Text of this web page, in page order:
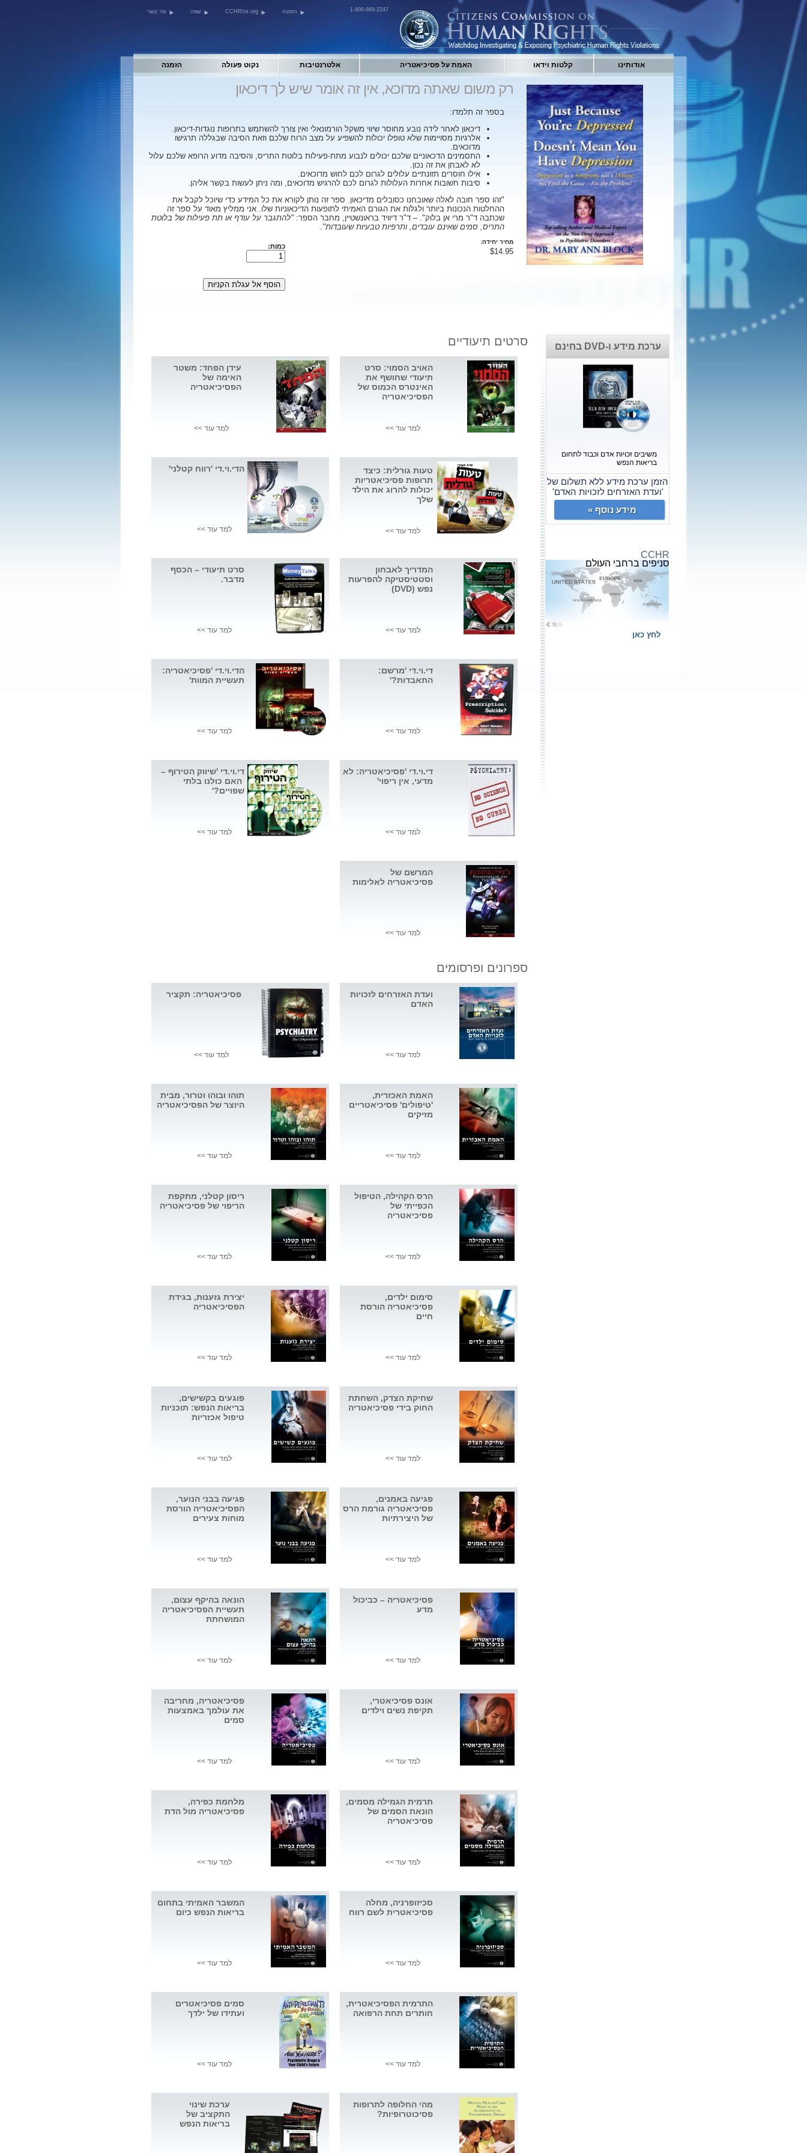
1-800-869-2247 הזמנה CCHRInt.org שפה צור קשר
אודותינו קלטות וידאו האמת על פסיכיאטריה אלטרנטיבות נקוט פעולה הזמנה
רק משום שאתה מדוכא, אין זה אומר שיש לך דיכאון
בספר זה תלמדו:
דיכאון לאחר לידה נובע מחוסר שיווי משקל הורמונאלי ואין צורך להשתמש בתרופות נוגדות-דיכאון.
אלרגיות מסויימות שלא טופלו יכולות להשפיע על מצב הרוח שלכם וזאת הסיבה שבגללה תרגישו
מדוכאים.
התסמינים הדכאוניים שלכם יכולים לנבוע מתת-פעילות בלוטת התריס, והסיבה מדוע הרופא שלכם עלול
לא לאבחן את זה נכון.
אילו חוסרים תזונתיים עלולים לגרום לכם לחוש מדוכאים.
סיבות חשובות אחרות העלולות לגרום לכם להרגיש מדוכאים, ומה ניתן לעשות בקשר אליהן.
"זהו ספר חובה לאלה שאובחנו כסובלים מדיכאון. ספר זה נותן לקורא את כל המידע כדי שיוכל לקבל את
ההחלטות הנכונות ביותר ולגלות את הגורם האמיתי לתופעות הדיכאוניות שלו. אני ממליץ מאוד על ספר זה
שכתבה ד"ר מרי אן בלוק". – ד"ר דיוויד בראונשטיין, מחבר הספר: "להתגבר על עודף או תת פעילות של בלוטת
התריס, סמים שאינם עובדים, ותרפיות טבעיות שעובדות"
מחיר יחידה:
$14.95
כמות:
ערכת מידע ו-DVD בחינם
משיבים זכויות אדם וכבוד לתחום
בריאות הנפש
הזמן ערכת מידע ללא תשלום של
'ועדת האזרחים לזכויות האדם'
מידע נוסף »
CCHR
סניפים ברחבי העולם
לחץ כאן
סרטים תיעודיים
האויב הסמוי: סרט
תיעודי שחושף את
האינטרס הכמוס של
הפסיכיאטריה
למד עוד >>
עידן הפחד: משטר
האימה של
הפסיכיאטריה
למד עוד >>
טעות גורלית: כיצד
תרופות פסיכיאטריות
יכולות להרוג את הילד
שלך
למד עוד >>
הדי.וי.די 'רווח קטלני'
למד עוד >>
המדריך לאבחון
וסטטיסטיקה להפרעות
נפש (DVD)
למד עוד >>
סרט תיעודי – הכסף
מדבר.
למד עוד >>
די.וי.די 'מרשם:
התאבדות?'
למד עוד >>
הדי.וי.די 'פסיכיאטריה:
תעשיית המוות'
למד עוד >>
די.וי.די 'פסיכיאטריה: לא
מדעי, אין ריפוי'
למד עוד >>
די.וי.די 'שיווק הטירוף –
האם כולנו בלתי
שפויים?'
למד עוד >>
המרשם של
פסיכיאטריה לאלימות
למד עוד >>
ספרונים ופרסומים
ועדת האזרחים לזכויות
האדם
למד עוד >>
פסיכיאטריה: תקציר
למד עוד >>
האמת האכזרית,
'טיפולים' פסיכיאטריים
מזיקים
למד עוד >>
תוהו ובוהו וטרור, מבית
היוצר של הפסיכיאטריה
למד עוד >>
הרס הקהילה, הטיפול
הכפייתי של
פסיכיאטריה
למד עוד >>
ריסון קטלני, מתקפת
הריפוי של פסיכיאטריה
למד עוד >>
סימום ילדים,
פסיכיאטריה הורסת
חיים
למד עוד >>
יצירת גזענות, בגידת
הפסיכיאטריה
למד עוד >>
שחיקת הצדק, השחתת
החוק בידי פסיכיאטריה
למד עוד >>
פוגעים בקשישים,
בריאות הנפש: תוכניות
טיפול אכזריות
למד עוד >>
פגיעה באמנים,
פסיכיאטריה גורמת הרס
של היצירתיות
למד עוד >>
פגיעה בבני הנוער,
הפסיכיאטריה הורסת
מוחות צעירים
למד עוד >>
פסיכיאטריה – כביכול
מדע
למד עוד >>
הונאה בהיקף עצום,
תעשיית הפסיכיאטריה
המושחתת
למד עוד >>
אונס פסיכיאטרי,
תקיפת נשים וילדים
למד עוד >>
פסיכיאטריה, מחריבה
את עולמך באמצעות
סמים
למד עוד >>
תרמית הגמילה מסמים,
הונאת הסמים של
פסיכיאטריה
למד עוד >>
מלחמת כפירה,
פסיכיאטריה מול הדת
למד עוד >>
סכיזופרניה, מחלה
פסיכיאטרית לשם רווח
למד עוד >>
המשבר האמיתי בתחום
בריאות הנפש כיום
למד עוד >>
התרמית הפסיכיאטרית,
חותרים תחת הרפואה
למד עוד >>
סמים פסיכיאטרים
ועתידו של ילדך
למד עוד >>
מהי החלופה לתרופות
פסיכוטרופיות?
ערכת שינוי
התקציב של
בריאות הנפש